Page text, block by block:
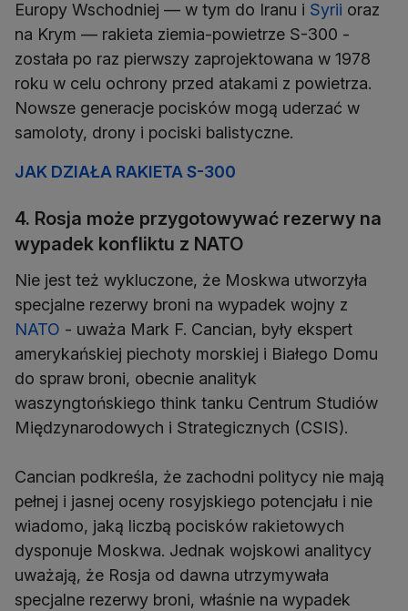
Europy Wschodniej — w tym do Iranu i Syrii oraz
na Krym — rakieta ziemia-powietrze S-300 -
została po raz pierwszy zaprojektowana w 1978
roku w celu ochrony przed atakami z powietrza.
Nowsze generacje pocisków mogą uderzać w
samoloty, drony i pociski balistyczne.
JAK DZIAŁA RAKIETA S-300
4. Rosja może przygotowywać rezerwy na
wypadek konfliktu z NATO
Nie jest też wykluczone, że Moskwa utworzyła
specjalne rezerwy broni na wypadek wojny z
NATO - uważa Mark F. Cancian, były ekspert
amerykańskiej piechoty morskiej i Białego Domu
do spraw broni, obecnie analityk
waszyngtońskiego think tanku Centrum Studiów
Międzynarodowych i Strategicznych (CSIS).
Cancian podkreśla, że zachodni politycy nie mają
pełnej i jasnej oceny rosyjskiego potencjału i nie
wiadomo, jaką liczbą pocisków rakietowych
dysponuje Moskwa. Jednak wojskowi analitycy
uważają, że Rosja od dawna utrzymywała
specjalne rezerwy broni, właśnie na wypadek